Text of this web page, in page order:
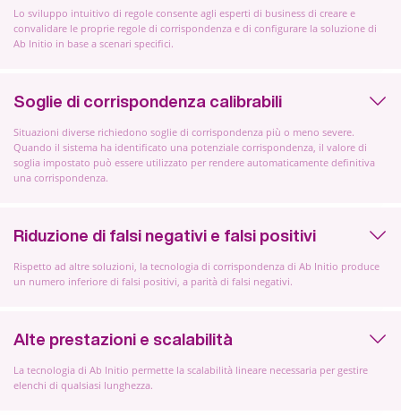
Lo sviluppo intuitivo di regole consente agli esperti di business di creare e
convalidare le proprie regole di corrispondenza e di configurare la soluzione di
Ab Initio in base a scenari specifici.
Soglie di corrispondenza calibrabili
Situazioni diverse richiedono soglie di corrispondenza più o meno severe.
Quando il sistema ha identificato una potenziale corrispondenza, il valore di
soglia impostato può essere utilizzato per rendere automaticamente definitiva
una corrispondenza.
Riduzione di falsi negativi e falsi positivi
Rispetto ad altre soluzioni, la tecnologia di corrispondenza di Ab Initio produce
un numero inferiore di falsi positivi, a parità di falsi negativi.
Alte prestazioni e scalabilità
La tecnologia di Ab Initio permette la scalabilità lineare necessaria per gestire
elenchi di qualsiasi lunghezza.